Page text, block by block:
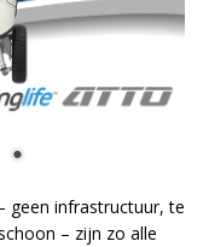
geen infrastructuur, te
– zijn zo alle